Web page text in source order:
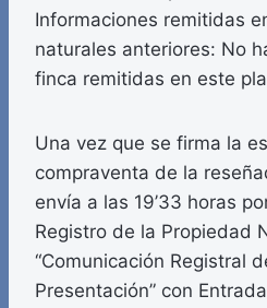
Informaciones remitidas
naturales anteriores: No
finca remitidas en este
Una vez que se firma la
compraventa de la
envía a las 19’33 horas
Registro de la Propiedad
“Comunicación Registral
Presentación” con